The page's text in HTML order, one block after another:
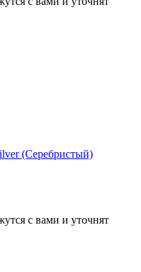
(Серебристый)
с вами и уточнят